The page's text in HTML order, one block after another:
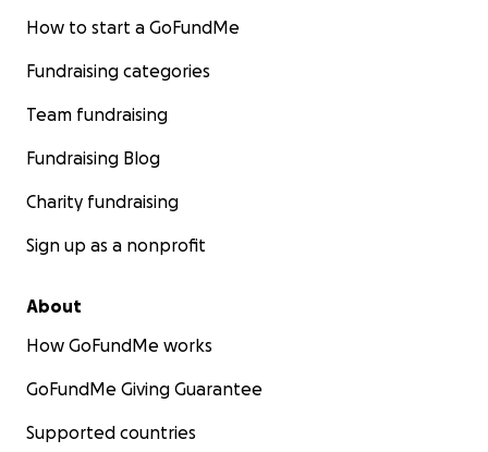
How to start a GoFundMe
Fundraising categories
Team fundraising
Fundraising Blog
Charity fundraising
Sign up as a nonprofit
About
How GoFundMe works
GoFundMe Giving Guarantee
Supported countries